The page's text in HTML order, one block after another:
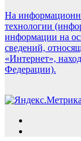
На
технологии
информации на
сведений,
«Интернет»,
Федерации).